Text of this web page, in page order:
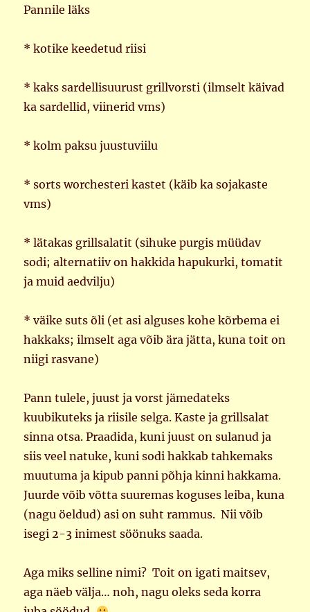
Pannile läks
* kotike keedetud riisi
* kaks sardellisuurust grillvorsti (ilmselt käivad
ka sardellid, viinerid vms)
* kolm paksu juustuviilu
* sorts worchesteri kastet (käib ka sojakaste
vms)
* lätakas grillsalatit (sihuke purgis müüdav
sodi; alternatiiv on hakkida hapukurki, tomatit
ja muid aedvilju)
* väike suts õli (et asi alguses kohe kõrbema ei
hakkaks; ilmselt aga võib ära jätta, kuna toit on
niigi rasvane)
Pann tulele, juust ja vorst jämedateks
kuubikuteks ja riisile selga. Kaste ja grillsalat
sinna otsa. Praadida, kuni juust on sulanud ja
siis veel natuke, kuni sodi hakkab tahkemaks
muutuma ja kipub panni põhja kinni hakkama.
Juurde võib võtta suuremas koguses leiba, kuna
(nagu öeldud) asi on suht rammus. Nii võib
isegi 2-3 inimest söönuks saada.
Aga miks selline nimi? Toit on igati maitsev,
aga näeb välja… noh, nagu oleks seda korra